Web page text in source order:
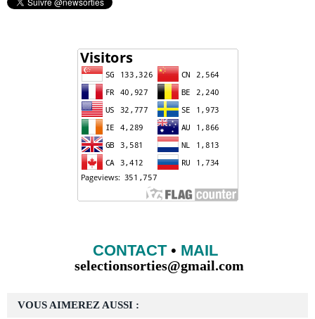
VOUS AIMEREZ AUSSI :
CONTACT• MAIL
selectionsorties@gmail.com